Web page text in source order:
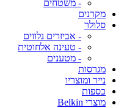
- משטחים
מקרנים
סלולר
- אביזרים נלווים
- טעינה אלחוטית
- מטענים
מגרסות
נייר ומוצריו
כספות
מוצרי Belkin